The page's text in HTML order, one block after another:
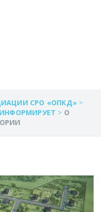
СРО «ОПКД» >
> О